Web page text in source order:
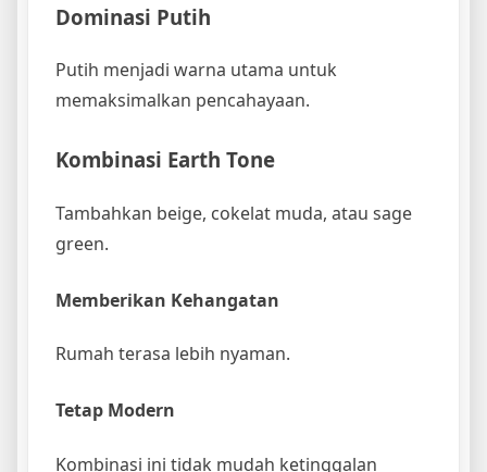
Dominasi Putih
Putih menjadi warna utama untuk
memaksimalkan pencahayaan.
Kombinasi Earth Tone
Tambahkan beige, cokelat muda, atau sage
green.
Memberikan Kehangatan
Rumah terasa lebih nyaman.
Tetap Modern
Kombinasi ini tidak mudah ketinggalan